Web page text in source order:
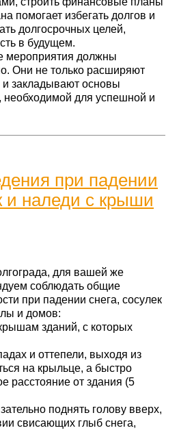
помогает избегать долгов и
долгосрочных целей,
в будущем.
мероприятия должны
Они не только расширяют
и закладывают основы
необходимой для успешной и
при падении
и наледи с крыши
для вашей же
соблюдать общие
при падении снега, сосулек
и домов:
зданий, с которых
и оттепели, выходя из
на крыльце, а быстро
расстояние от здания (5
поднять голову вверх,
свисающих глыб снега,